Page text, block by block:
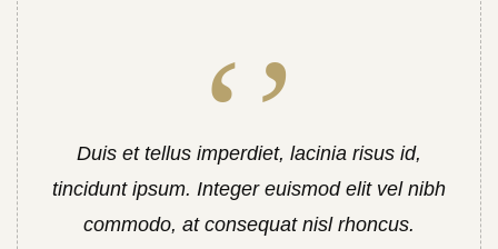
Duis et tellus imperdiet, lacinia risus id,
tincidunt ipsum. Integer euismod elit vel nibh
commodo, at consequat nisl rhoncus.